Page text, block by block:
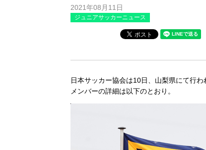
2021年08月11日
ジュニアサッカーニュース
日本サッカー協会は10日、山梨県にて行
メンバーの詳細は以下のとおり。